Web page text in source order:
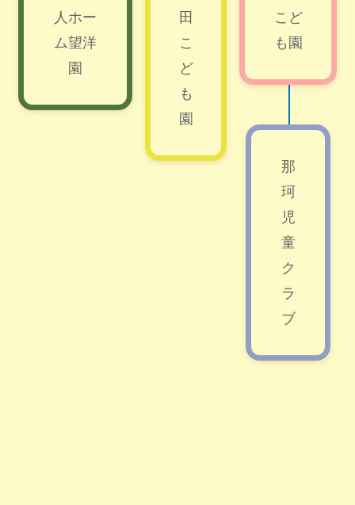
人ホー
ム望洋
園
田
こ
ど
も
園
こど
も園
那
珂
児
童
ク
ラ
ブ